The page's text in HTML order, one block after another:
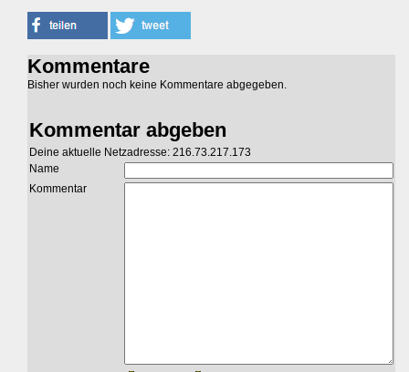
Kommentare
Bisher wurden noch keine Kommentare abgegeben.
Kommentar abgeben
Deine aktuelle Netzadresse: 216.73.217.173
Name
Kommentar